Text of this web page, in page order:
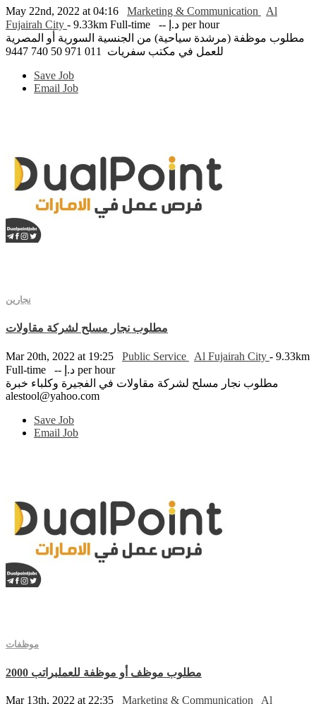
May 22nd, 2022 at 04:16 Marketing & Communication
Al
Fujairah City - 9.33km Full-time
-- د.إ per hour
مطلوب موظفة (مرشدة سياحية) من الجنسية السورية أو المصرية
للعمل في مكتب سفريات 011 971 50 740 9447
Save Job
Email Job
نجارين
مطلوب نجار مسلح لشركة مقاولات
Mar 20th, 2022 at 19:25 Public Service Al Fujairah City - 9.33km
Full-time
-- د.إ per hour
مطلوب نجار مسلح لشركة مقاولات في الفجيرة وكلباء خبرة
alestool@yahoo.com
Save Job
Email Job
موظفات
مطلوب موظف أو موظفة للعملبراتب 2000
Mar 13th, 2022 at 22:35 Marketing & Communication Al